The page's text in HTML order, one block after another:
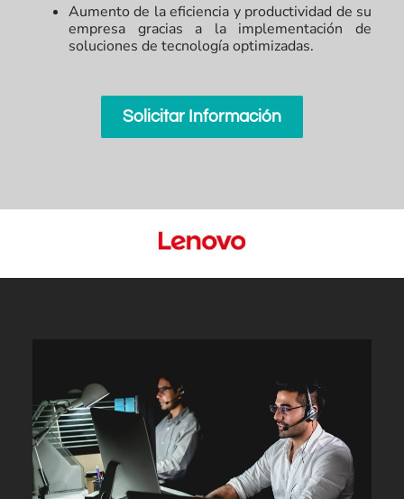
Aumento de la eficiencia y productividad de su
empresa gracias a la implementación de
soluciones de tecnología optimizadas.
Solicitar Información